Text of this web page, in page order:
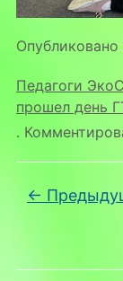
Опубликовано
Педагоги
прошел день
.
←